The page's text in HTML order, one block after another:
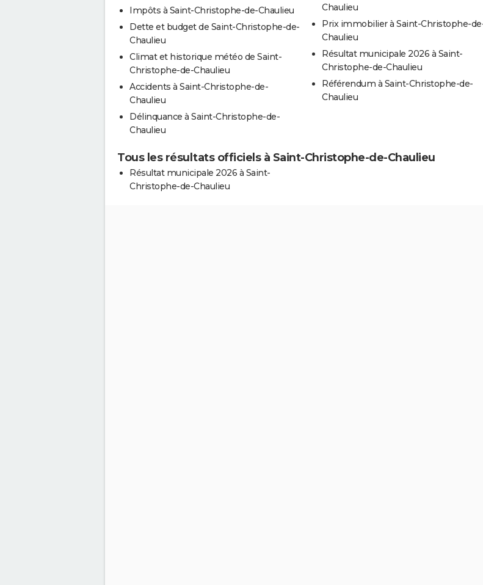
Impôts à Saint-Christophe-de-Chaulieu
Dette et budget de Saint-Christophe-de-
Chaulieu
Climat et historique météo de Saint-
Christophe-de-Chaulieu
Accidents à Saint-Christophe-de-
Chaulieu
Délinquance à Saint-Christophe-de-
Chaulieu
Chaulieu
Prix immobilier à Saint-Christophe-
Chaulieu
Résultat municipale 2026 à Saint-
Christophe-de-Chaulieu
Référendum à Saint-Christophe-de-
Chaulieu
Tous les résultats officiels à Saint-Christophe-de-Chaulieu
Résultat municipale 2026 à Saint-
Christophe-de-Chaulieu